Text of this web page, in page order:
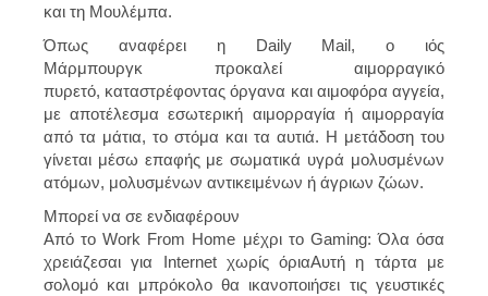
και τη Μουλέμπα.
Όπως αναφέρει η Daily Mail, ο ιός
Μάρμπουργκ προκαλεί αιμορραγικό
πυρετό, καταστρέφοντας όργανα και αιμοφόρα αγγεία,
με αποτέλεσμα εσωτερική αιμορραγία ή αιμορραγία
από τα μάτια, το στόμα και τα αυτιά. Η μετάδοση του
γίνεται μέσω επαφής με σωματικά υγρά μολυσμένων
ατόμων, μολυσμένων αντικειμένων ή άγριων ζώων.
Μπορεί να σε ενδιαφέρουν
Από το Work From Home μέχρι το Gaming: Όλα όσα
χρειάζεσαι για Internet χωρίς όριαΑυτή η τάρτα με
σολομό και μπρόκολο θα ικανοποιήσει τις γευστικές